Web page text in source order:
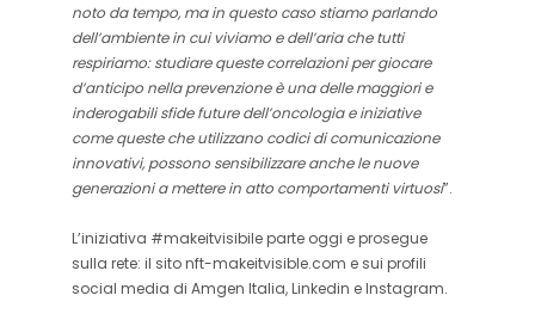
noto da tempo, ma in questo caso stiamo parlando
dell’ambiente in cui viviamo e dell’aria che tutti
respiriamo: studiare queste correlazioni per giocare
d’anticipo nella prevenzione è una delle maggiori e
inderogabili sfide future dell’oncologia e iniziative
come queste che utilizzano codici di comunicazione
innovativi, possono sensibilizzare anche le nuove
generazioni a mettere in atto comportamenti virtuosi”.
L’iniziativa #makeitvisibile parte oggi e prosegue
sulla rete: il sito nft-makeitvisible.com e sui profili
social media di Amgen Italia, Linkedin e Instagram.